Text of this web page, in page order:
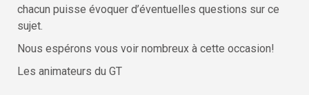
chacun puisse évoquer d’éventuelles questions sur ce
sujet.
Nous espérons vous voir nombreux à cette occasion!
Les animateurs du GT